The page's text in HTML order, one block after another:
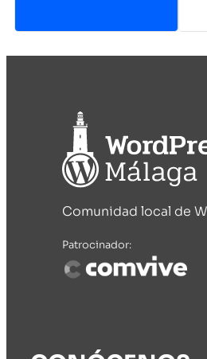
Comunidad local de
Patrocinador: